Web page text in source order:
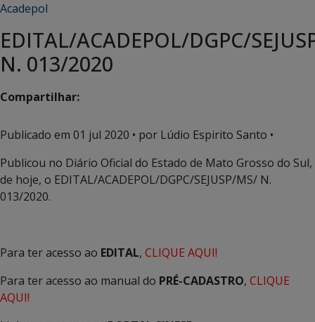
Acadepol
EDITAL/ACADEPOL/DGPC/
N. 013/2020
Compartilhar:
Publicado em 01 jul 2020 • por Lúdio Espirito Santo •
Publicou no Diário Oficial do Estado de Mato Grosso do Sul,
de hoje, o EDITAL/ACADEPOL/DGPC/SEJUSP/MS/ N.
013/2020.
Para ter acesso ao EDITAL, CLIQUE AQUI!
Para ter acesso ao manual do PRÉ-CADASTRO, CLIQUE
AQUI!